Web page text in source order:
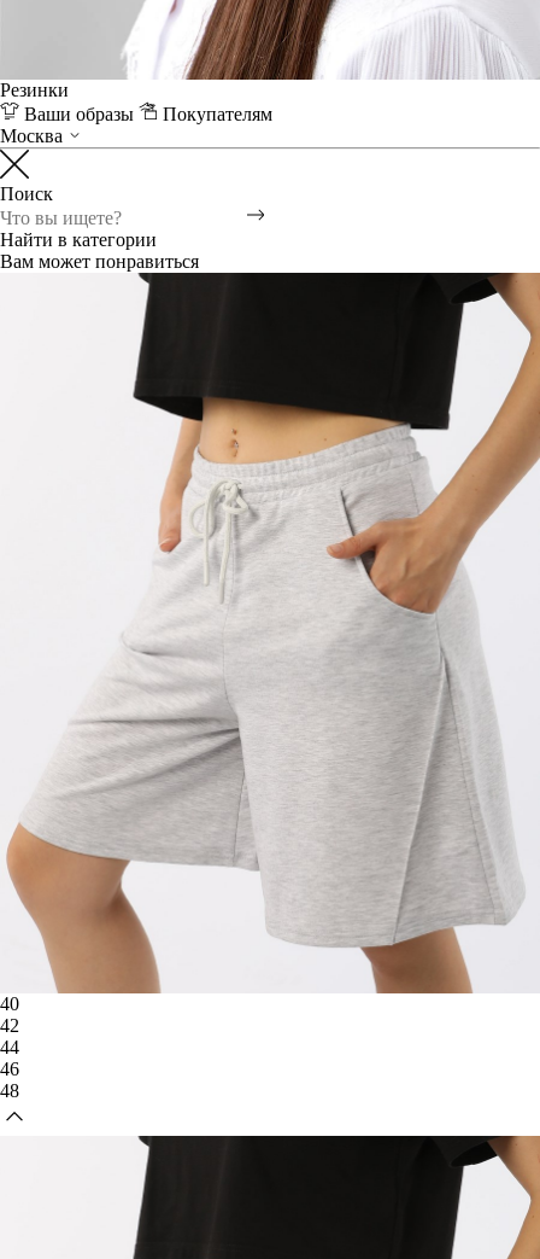
Резинки
Ваши образы
Покупателям
Москва
Поиск
Найти в категории
Вам может понравиться
40
42
44
46
48